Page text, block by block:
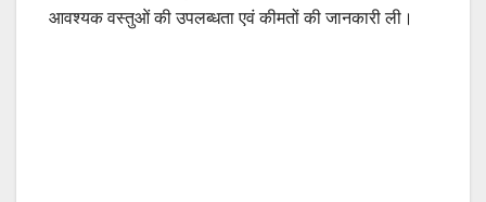
आवश्यक वस्तुओं की उपलब्धता एवं कीमतों की जानकारी ली।